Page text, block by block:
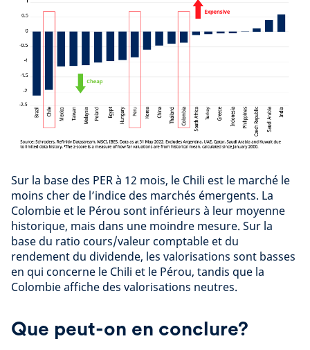
Sur la base des PER à 12 mois, le Chili est le marché le
moins cher de l’indice des marchés émergents. La
Colombie et le Pérou sont inférieurs à leur moyenne
historique, mais dans une moindre mesure. Sur la
base du ratio cours/valeur comptable et du
rendement du dividende, les valorisations sont basses
en qui concerne le Chili et le Pérou, tandis que la
Colombie affiche des valorisations neutres.
Que peut-on en conclure?